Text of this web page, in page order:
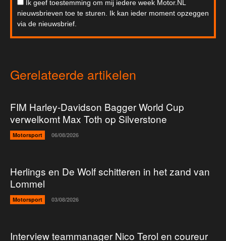
Ik geef toestemming om mij iedere week Motor.NL
nieuwsbrieven toe te sturen. Ik kan ieder moment opzeggen
via de nieuwsbrief.
Gerelateerde artikelen
FIM Harley-Davidson Bagger World Cup
verwelkomt Max Toth op Silverstone
Motorsport 06/08/2026
Herlings en De Wolf schitteren in het zand van
Lommel
Motorsport 03/08/2026
Interview teammanager Nico Terol en coureur